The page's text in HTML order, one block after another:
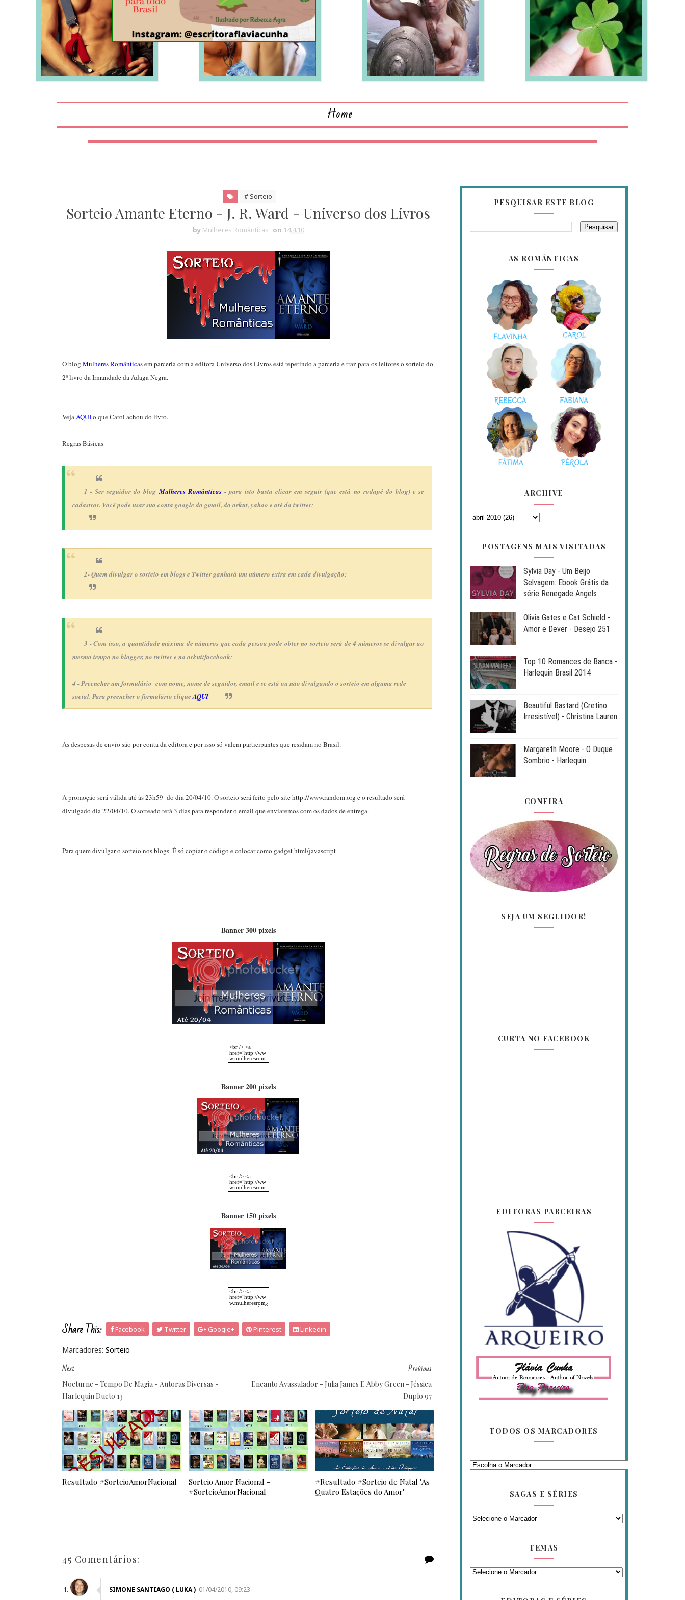
LEIA MAIS LEIA MAIS
Home
# Sorteio
Sorteio Amante Eterno - J. R. Ward - Universo dos Livros
by Mulheres Românticas on 14.4.10
O blog Mulheres Românticasem parceria com a editora Universo dos Livros está repetindo a parceria e traz para os leitores o sorteio do
2º livro da Irmandade da Adaga Negra.
VejaAQUIo que Carol achou do livro.
Regras Básicas
1 - Ser seguidor do blogMulheres Românticas- para isto basta clicar em seguir (que está no rodapé do blog) e se
cadastrar. Você pode usar sua conta google do gmail, do orkut, yahoo e até do twitter;
2- Quem divulgar o sorteio em blogs e Twitter ganhará um número extra em cada divulgação;
3 - Com isso, a quantidade máxima de números que cada pessoa pode obter no sorteio será de 4 números se divulgar ao
mesmo tempo no blogger, no twitter e no orkut/facebook;
4 - Preencher um formulário com nome, nome de seguidor, email e se está ou não divulgando o sorteio em alguma rede
social. Para preencher o formulário cliqueAQUI
As despesas de envio são por conta da editora e por isso só valem participantes que residam no Brasil.
A promoção será válida até às 23h59 do dia 20/04/10. O sorteio será feito pelo site http://www.random.org e o resultado será
divulgado dia 22/04/10. O sorteado terá 3 dias para responder o email que enviaremos com os dados de entrega.
Para quem divulgar o sorteio nos blogs. É só copiar o código e colocar como gadget html/javascript
Banner 300 pixels
Banner 200 pixels
Banner 150 pixels
Share This: Facebook Twitter Google+ Pinterest Linkedin
Marcadores: Sorteio
Next
Nocturne - Tempo De Magia - Autoras Diversas -
Harlequin Dueto 13
Previous
Encanto Avassalador - Julia James E Abby Green - Jéssica
Duplo 97
Resultado #SorteioAmorNacional
Sorteio Amor Nacional -
#SorteioAmorNacional
#Resultado #Sorteio de Natal "As
Quatro Estações do Amor"
45 Comentários:
SIMONE SANTIAGO ( LUKA ) 01/04/2010, 09:23
PESQUISAR ESTE BLOG
AS ROMÂNTICAS
ARCHIVE
POSTAGENS MAIS VISITADAS
Sylvia Day - Um Beijo
Selvagem: Ebook Grátis da
série Renegade Angels
Olivia Gates e Cat Schield -
Amor e Dever - Desejo 251
Top 10 Romances de Banca -
Harlequin Brasil 2014
Beautiful Bastard (Cretino
Irresistível) - Christina Lauren
Margareth Moore - O Duque
Sombrio - Harlequin
CONFIRA
SEJA UM SEGUIDOR!
CURTA NO FACEBOOK
EDITORAS PARCEIRAS
TODOS OS MARCADORES
SAGAS E SÉRIES
TEMAS